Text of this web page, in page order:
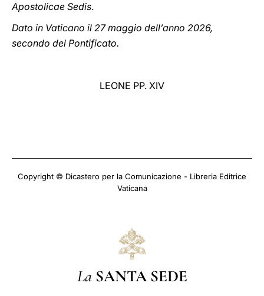
Apostolicae Sedis.
Dato in Vaticano il 27 maggio dell’anno 2026,
secondo del Pontificato.
LEONE PP. XIV
Copyright © Dicastero per la Comunicazione - Libreria Editrice
Vaticana
La SANTA SEDE